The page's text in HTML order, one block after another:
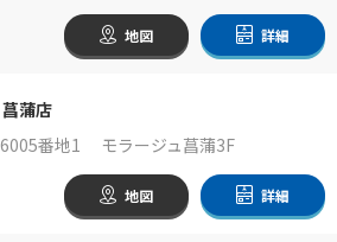
地図 詳細
蒲店
番地1 モラージュ菖蒲3F
地図 詳細